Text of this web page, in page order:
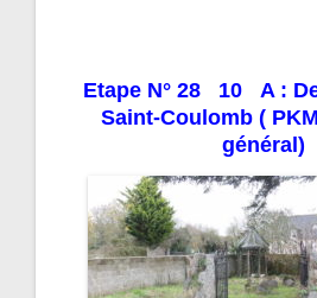
Etape N° 28 10 A :
Saint-Coulomb (
général)